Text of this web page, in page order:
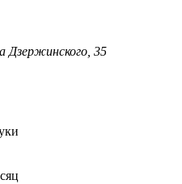
Дзержинского, 35